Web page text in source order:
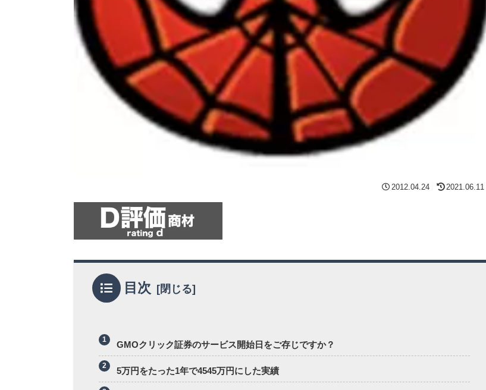
2012.04.24 2021.06.11
目次
GMOクリック証券のサービス開始日をご存じですか？
5万円をたった1年で4545万円にした実績